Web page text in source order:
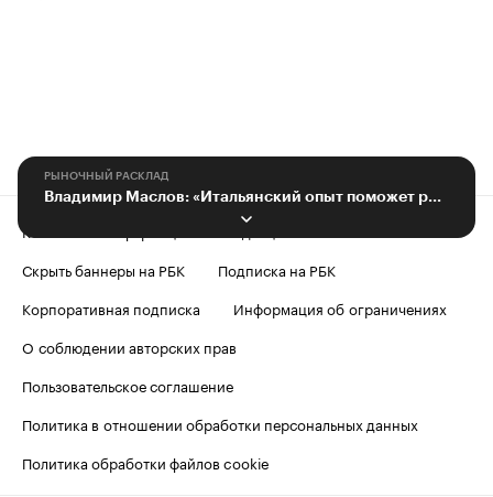
РЫНОЧНЫЙ РАСКЛАД
Владимир Маслов: «Итальянский опыт поможет развитию гостиниц Анапы»
Контактная информация
Редакция
Скрыть баннеры на РБК
Подписка на РБК
Корпоративная подписка
Информация об ограничениях
О соблюдении авторских прав
Пользовательское соглашение
Политика в отношении обработки персональных данных
Политика обработки файлов cookie